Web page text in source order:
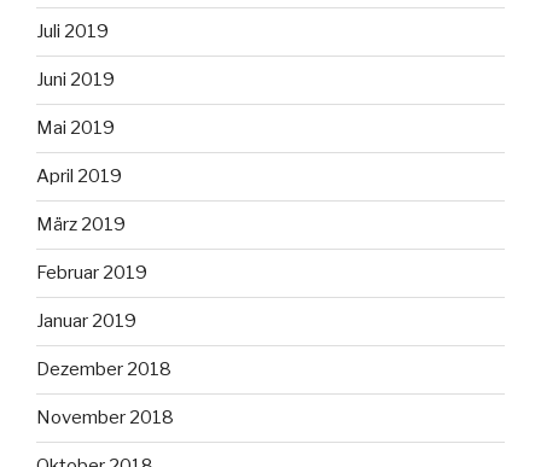
Juli 2019
Juni 2019
Mai 2019
April 2019
März 2019
Februar 2019
Januar 2019
Dezember 2018
November 2018